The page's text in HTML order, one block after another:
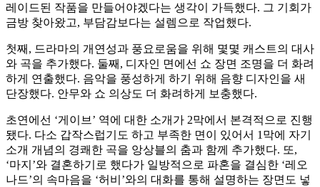
레이드된 작품을 만들어야겠다는 생각이 가득했다. 그 기회가
금방 찾아왔고, 부담감보다는 설렘으로 작업했다.
첫째, 드라마의 개연성과 풍요로움을 위해 몇몇 캐스트의 대사
와 곡을 추가했다. 둘째, 디자인 면에선 쇼 장면 조명을 더 화려
하게 연출했다. 음악을 풍성하게 하기 위해 음향 디자인을 새
단장했다. 안무와 쇼 의상도 더 화려하게 보충했다.
초연에선 ‘게이브’ 역에 대한 소개가 2막에서 본격적으로 진행
됐다. 다소 갑작스럽기도 하고 부족한 면이 있어서 1막에 자기
소개 개념의 경쾌한 곡을 앙상블의 춤과 함께 추가했다. 또,
‘마지’와 결혼하기로 했다가 일방적으로 파혼을 결심한 ‘레오
나드’의 속마음을 ‘허비’와의 대화를 통해 설명하는 장면도 넣